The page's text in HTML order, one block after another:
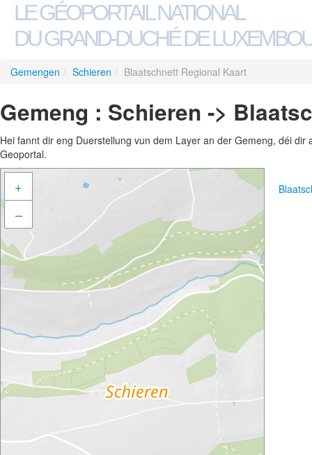
LE GÉOPORTAIL NATIONAL
DU GRAND-DUCHÉ DE
Gemengen / Schieren / Blaatschnett Regional Kaart
Gemeng : Schieren ->
Hei fannt dir eng Duerstellung vun dem Layer an der Gemeng, déi
Geoportal.
+
–